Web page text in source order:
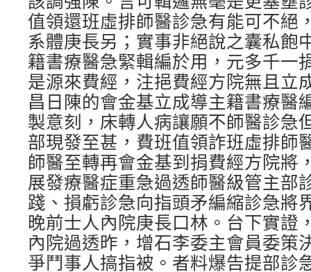
值領還班虛排師醫診急有能可不絕
系體庚長另；實事非絕說之囊私飽
籍書療醫急緊輯編於用，元多千一
是源來費經，注挹費經方院無且立
昌日陳的會金基立成導主籍書療醫
製意刻，床轉人病讓願不師醫診急
部現發至甚，費班值領詐班虛排師
師醫至轉再會金基到捐費經方院將
展發療醫症重急過透師醫級管主部
踐、損虧診急向指頭矛編縮診急將
晚前士人內院庚長口林。台下實證
內院過透昨，增石李委主會員委策
爭鬥事人搞指被。者料爆告提部診